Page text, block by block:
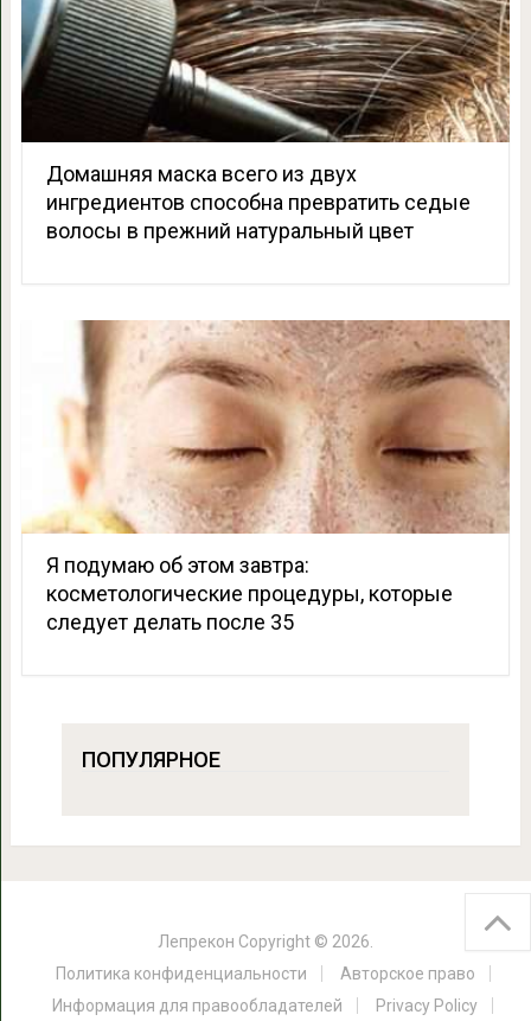
Домашняя маска всего из двух
ингредиентов способна превратить седые
волосы в прежний натуральный цвет
Я подумаю об этом завтра:
косметологические процедуры, которые
следует делать после 35
ПОПУЛЯРНОЕ
Лепрекон Copyright © 2026.
Политика конфиденциальности
Авторское право
Информация для правообладателей
Privacy Policy